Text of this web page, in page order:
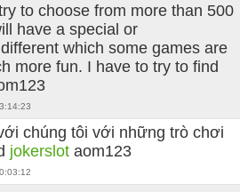
to choose from more than 500
have a special or
which some games are
more fun. I have to try to find
chúng tôi với những trò chơi
jokerslot aom123